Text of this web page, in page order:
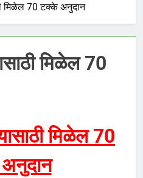
मिळेल 70 टक्के अनुदान
मिळेल 70
मिळेल 70